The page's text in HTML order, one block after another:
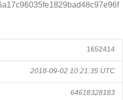
1652414
2018-09-02 10:21:35 UTC
64618328183